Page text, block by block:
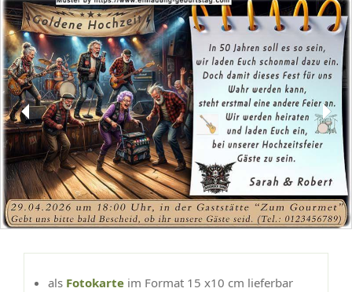
als Fotokarte im Format 15 x10 cm lieferbar